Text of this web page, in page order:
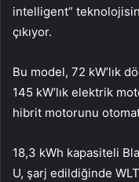
intelligent”
çıkıyor.
Bu model, 72 kW’lık
145 kW’lık elektrik
hibrit motorunu
18,3 kWh kapasiteli
U, şarj edildiğinde